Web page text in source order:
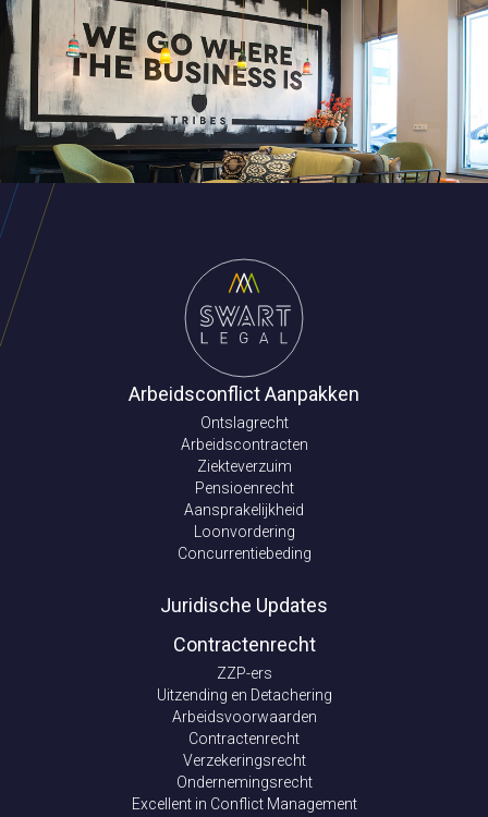
Arbeidsconflict Aanpakken
Ontslagrecht
Arbeidscontracten
Ziekteverzuim
Pensioenrecht
Aansprakelijkheid
Loonvordering
Concurrentiebeding
Juridische Updates
Contractenrecht
ZZP-ers
Uitzending en Detachering
Arbeidsvoorwaarden
Contractenrecht
Verzekeringsrecht
Ondernemingsrecht
Excellent in Conflict Management